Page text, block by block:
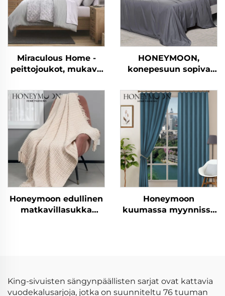
Miraculous Home -
peittojoukot, mukava
HONEYMOON,
konepesuun sopiva
100 % bambua,
silkkipinta, viileä ja
pehmeä, kuningatar
kokoinen suunniteltu
vuodeseitsijoukko
Honeymoon edullinen
matkavillasukka
Honeymoon
kuumassa myynnissä
King-sivuisten sängynpäällisten sarjat ovat kattavia
vuodekalusarjoja, jotka on suunniteltu 76 tuuman